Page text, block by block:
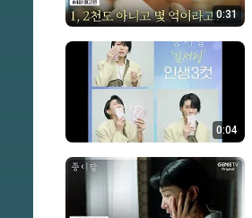
0:31
0:04